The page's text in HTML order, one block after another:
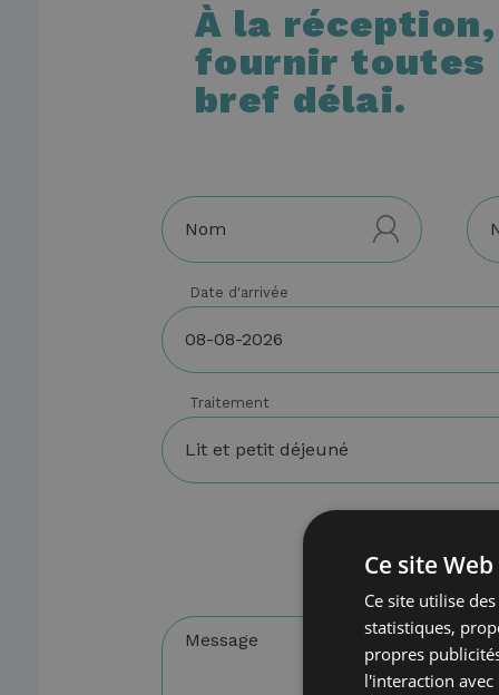
À la
fournir toutes
bref délai.
date d'arrivée
traitement
Ce site
Ce site utilise
statistiques,
propres
l'interaction avec